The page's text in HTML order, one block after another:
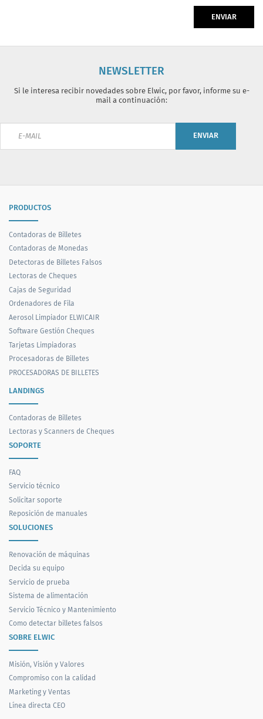
ENVIAR
NEWSLETTER
Si le interesa recibir novedades sobre Elwic, por favor, informe su e-
mail a continuación:
ENVIAR
PRODUCTOS
Contadoras de Billetes
Contadoras de Monedas
Detectoras de Billetes Falsos
Lectoras de Cheques
Cajas de Seguridad
Ordenadores de Fila
Aerosol Limpiador ELWICAIR
Software Gestión Cheques
Tarjetas Limpiadoras
Procesadoras de Billetes
PROCESADORAS DE BILLETES
LANDINGS
Contadoras de Billetes
Lectoras y Scanners de Cheques
SOPORTE
FAQ
Servicio técnico
Solicitar soporte
Reposición de manuales
SOLUCIONES
Renovación de máquinas
Decida su equipo
Servicio de prueba
Sistema de alimentación
Servicio Técnico y Mantenimiento
Como detectar billetes falsos
SOBRE ELWIC
Misión, Visión y Valores
Compromiso con la calidad
Marketing y Ventas
Línea directa CEO